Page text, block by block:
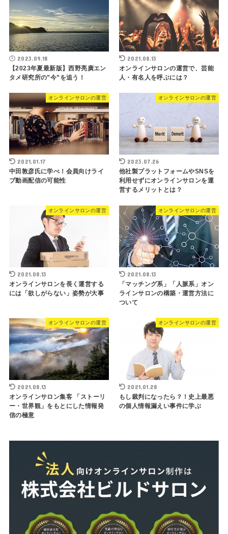
2023.09.18
【2023年夏最新版】西野亮廣エン
タメ研究所の”今”を追う！
2021.08.13
オンラインサロンの運営で、芸能
人・有名人を呼ぶには？
オンラインサロンの運営
2021.01.17
中田敦彦氏に学べ！会員向けライ
ブ動画配信の可能性
オンラインサロンの運営
2023.07.26
他社製プラットフォームやSNSを
利用せずにオンラインサロンを運
営するメリットとは？
オンラインサロンの運営
2021.08.13
オンラインサロンを長く運営する
には「欲しがらない」姿勢が大事
オンラインサロンの運営
2021.08.13
「マッチング系」「人脈系」オン
ラインサロンの構築・運営方法に
ついて
オンラインサロンの運営
2021.08.13
オンラインサロン集客 「ストーリ
ー・世界観」をもとにした情報発
信の極意
オンラインサロンの運営
2021.01.28
もし裁判になったら？！史上最悪
の個人情報漏えい事件に学ぶ